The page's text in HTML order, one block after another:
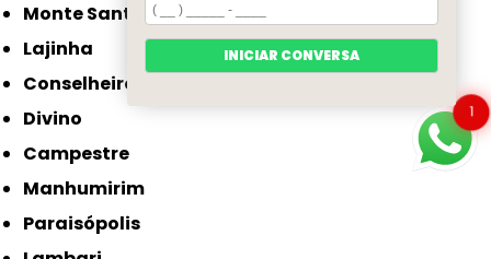
Monte Santo de Minas
Lajinha
Conselheiro Pena
Divino
Campestre
Manhumirim
Paraisópolis
1
INICIAR CONVERSA